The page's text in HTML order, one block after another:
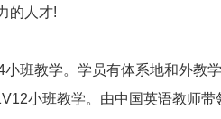
的人才!
班教学。学员有体系地和外教
小班教学。由中国英语教师